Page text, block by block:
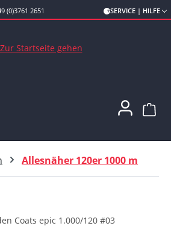
(0)3761 2651 SERVICE | HILFE
Allesnäher 120er 1000 m